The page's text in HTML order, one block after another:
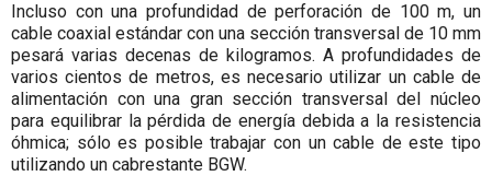
Incluso con una profundidad de perforación de 100 m, un
cable coaxial estándar con una sección transversal de 10 mm
pesará varias decenas de kilogramos. A profundidades de
varios cientos de metros, es necesario utilizar un cable de
alimentación con una gran sección transversal del núcleo
para equilibrar la pérdida de energía debida a la resistencia
óhmica; sólo es posible trabajar con un cable de este tipo
utilizando un cabrestante BGW.